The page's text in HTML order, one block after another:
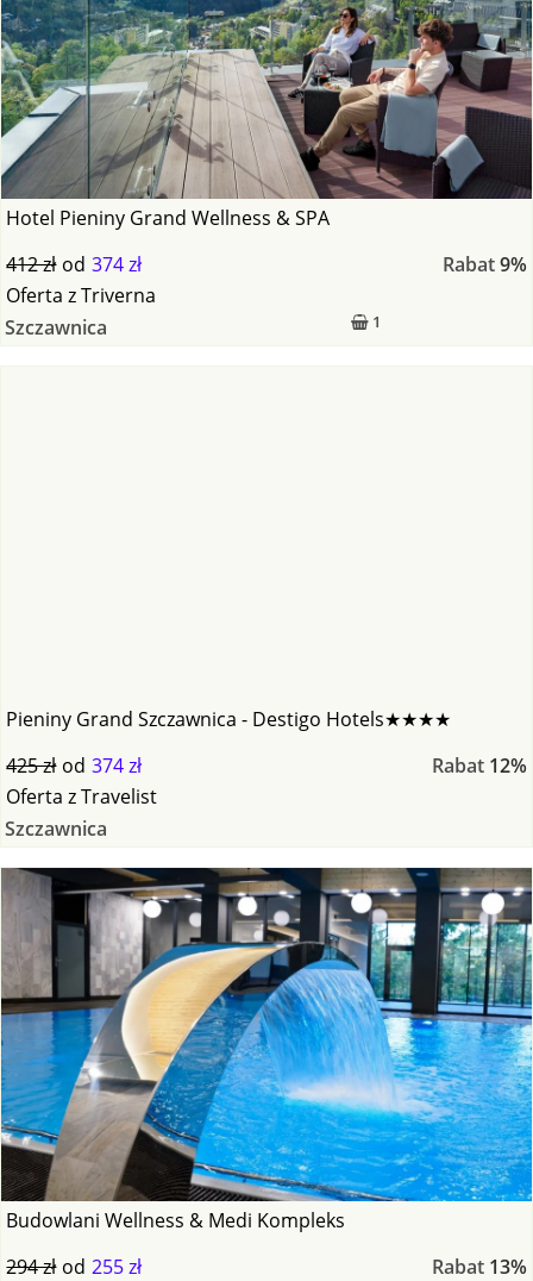
Hotel Pieniny Grand Wellness & SPA
412 zł od 374 zł Rabat9%
1
Oferta zTriverna
Szczawnica
Pieniny Grand Szczawnica - Destigo Hotels★★★★
425 zł od 374 zł Rabat 12%
Oferta zTravelist
Szczawnica
Budowlani Wellness & Medi Kompleks
294 zł od 255 zł Rabat 13%